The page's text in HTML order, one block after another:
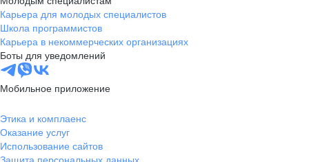
Карьера для молодых специалистов
Школа программистов
Карьера в некоммерческих организациях
Боты для уведомлений
Мобильное приложение
Этика и комплаенс
Оказание услуг
Использование сайтов
Защита персональных данных